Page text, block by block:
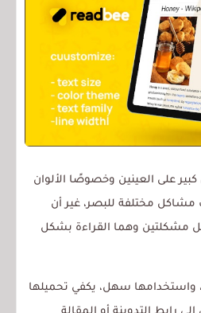
على العينين وخصوصًا الألوان
مختلفة للبصر، غير أن
مشكلتين وهما القراءة بشكل
واستخدامها سهل، يكفي تحميلها